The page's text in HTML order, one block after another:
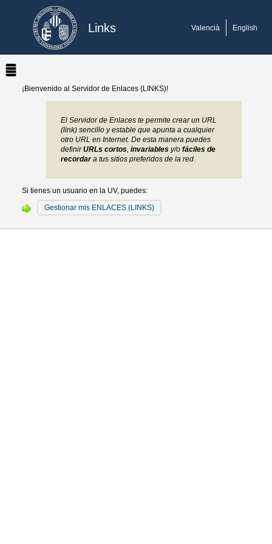
Valencià English
Links
¡Bienvenido al Servidor de Enlaces (LINKS)!
El Servidor de Enlaces te permite crear un URL
(link) sencillo y estable que apunta a cualquier
otro URL en Internet. De esta manera puedes
definirURLs cortos, invariables y/o fáciles de
recordara tus sitios preferidos de la red.
Si tienes un usuario en la UV, puedes:
Gestionar mis ENLACES (LINKS)